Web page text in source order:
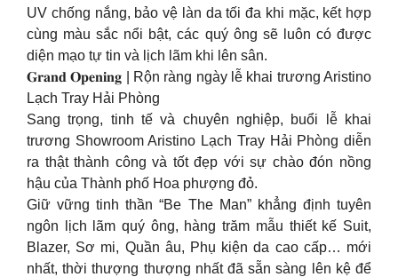
UV chống nắng, bảo vệ làn da tối đa khi mặc, kết hợp
cùng màu sắc nổi bật, các quý ông sẽ luôn có được
diện mạo tự tin và lịch lãm khi lên sân.
𝐆𝐫𝐚𝐧𝐝 𝐎𝐩𝐞𝐧𝐢𝐧𝐠 | Rộn ràng ngày lễ khai trương Aristino
Lạch Tray Hải Phòng
Sang trọng, tinh tế và chuyên nghiệp, buổi lễ khai
trương Showroom Aristino Lạch Tray Hải Phòng diễn
ra thật thành công và tốt đẹp với sự chào đón nồng
hậu của Thành phố Hoa phượng đỏ.
Giữ vững tinh thần “Be The Man” khẳng định tuyên
ngôn lịch lãm quý ông, hàng trăm mẫu thiết kế Suit,
Blazer, Sơ mi, Quần âu, Phụ kiện da cao cấp… mới
nhất, thời thượng thượng nhất đã sẵn sàng lên kệ để